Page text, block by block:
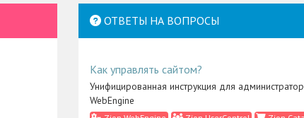
ОТВЕТЫ НА ВОПРОСЫ
Как управлять сайтом?
Унифицированная инструкция для
WebEngine